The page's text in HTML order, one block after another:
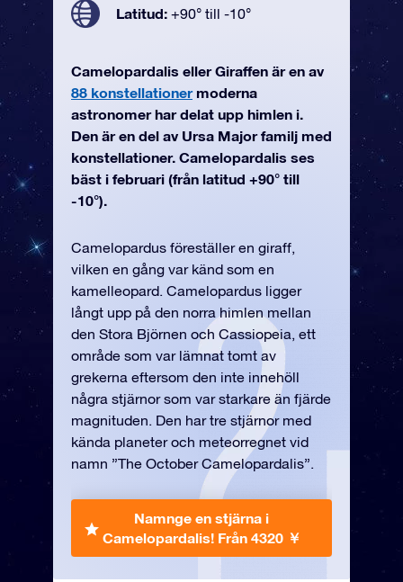
Latitud: +90° till -10°
Camelopardalis eller Giraffen är en av
88 konstellationermoderna
astronomer har delat upp himlen i.
Den är en del av Ursa Major familj med
konstellationer. Camelopardalis ses
bäst i februari (från latitud +90° till
-10°).
Camelopardus föreställer en giraff,
vilken en gång var känd som en
kamelleopard. Camelopardus ligger
långt upp på den norra himlen mellan
den Stora Björnen och Cassiopeia, ett
område som var lämnat tomt av
grekerna eftersom den inte innehöll
några stjärnor som var starkare än fjärde
magnituden. Den har tre stjärnor med
kända planeter och meteorregnet vid
namn ”The October Camelopardalis”.
Namnge en stjärna i
Camelopardalis! Från 4320 ￥